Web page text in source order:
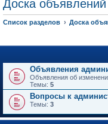
Доска объявлений
Список разделов Доска
Объявления
Объявления об
Темы: 5
Вопросы к
Темы: 3